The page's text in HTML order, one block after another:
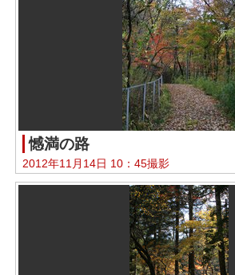
憾満の路
2012年11月14日 10：45撮影